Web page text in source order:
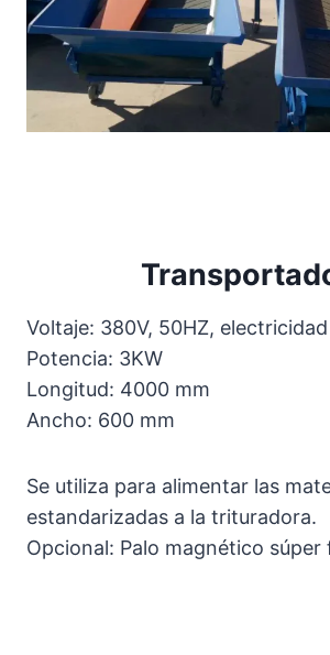
Voltaje: 380V, 50HZ,
Potencia: 3KW
Longitud: 4000 mm
Ancho: 600 mm
Se utiliza para alimentar las
estandarizadas a la trituradora.
Opcional: Palo magnético